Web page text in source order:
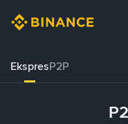
EkspresP2P